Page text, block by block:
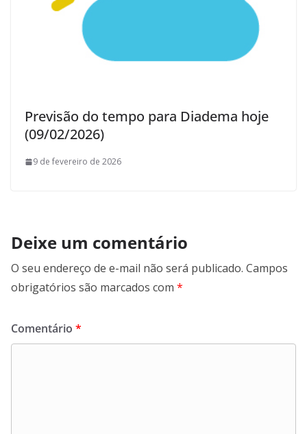
Previsão do tempo para Diadema hoje
(09/02/2026)
9 de fevereiro de 2026
Deixe um comentário
O seu endereço de e-mail não será publicado. Campos
obrigatórios são marcados com *
Comentário *